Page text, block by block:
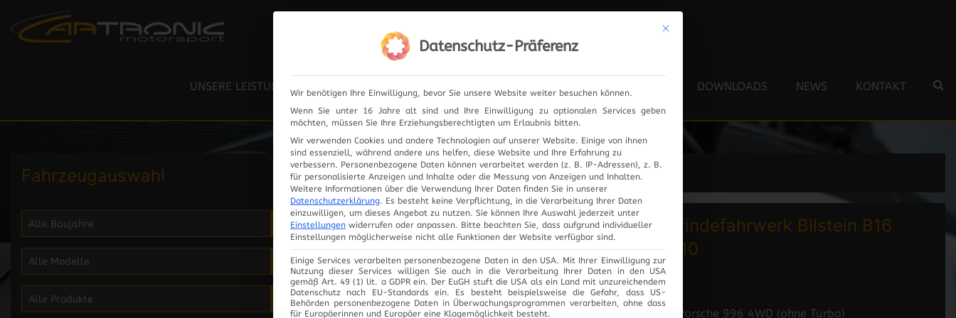
UNSERE LEISTUNGEN
RESTAURIERUNG / LACKIERUNG
ELEKTRIK / ELEKTRONIK
ELEKTRONIK PRODUKTE ANFRAGE UNSER TEAM DOWNLOADS NEWS KONTAKT
Fahrzeugauswahl Zur Übersicht
Gewindefahrwerk Bilstein B16
PSS10
- für Porsche 996 4WD (ohne Turbo)
Mit diesem Button wird der Dialog geschlossen. Seine Funktionalität
Datenschutz-Präferenz
Wir benötigen Ihre Einwilligung, bevor Sie unsere Website weiter besuchen können.
Wenn Sie unter 16 Jahre alt sind und Ihre Einwilligung zu optionalen Services geben
möchten, müssen Sie Ihre Erziehungsberechtigten um Erlaubnis bitten.
Wir verwenden Cookies und andere Technologien auf unserer Website. Einige von ihnen
sind essenziell, während andere uns helfen, diese Website und Ihre Erfahrung zu
verbessern. Personenbezogene Daten können verarbeitet werden (z. B. IP-Adressen), z. B.
für personalisierte Anzeigen und Inhalte oder die Messung von Anzeigen und Inhalten.
Weitere Informationen über die Verwendung Ihrer Daten finden Sie in unserer
Datenschutzerklärung. Es besteht keine Verpflichtung, in die Verarbeitung Ihrer Daten
einzuwilligen, um dieses Angebot zu nutzen. Sie können Ihre Auswahl jederzeit unter
Einstellungen widerrufen oder anpassen. Bitte beachten Sie, dass aufgrund individueller
Einstellungen möglicherweise nicht alle Funktionen der Website verfügbar sind.
Einige Services verarbeiten personenbezogene Daten in den USA. Mit Ihrer Einwilligung zur
Nutzung dieser Services willigen Sie auch in die Verarbeitung Ihrer Daten in den USA
gemäß Art. 49 (1) lit. a GDPR ein. Der EuGH stuft die USA als ein Land mit unzureichendem
Datenschutz nach EU-Standards ein. Es besteht beispielsweise die Gefahr, dass US-
Behörden personenbezogene Daten in Überwachungsprogrammen verarbeiten, ohne dass
für Europäerinnen und Europäer eine Klagemöglichkeit besteht.